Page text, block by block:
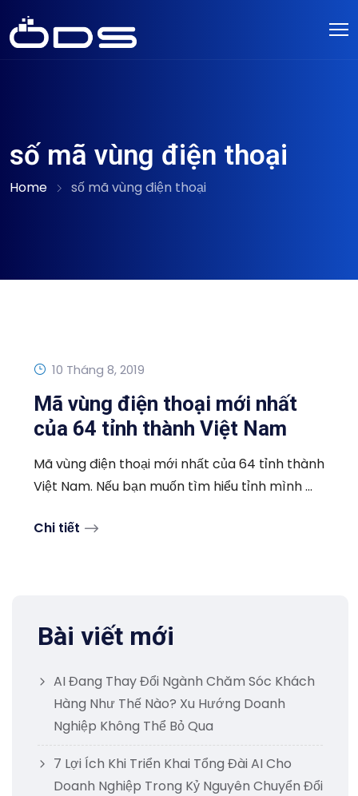
số mã vùng điện thoại
Home số mã vùng điện thoại
10 Tháng 8, 2019
Mã vùng điện thoại mới nhất
của 64 tỉnh thành Việt Nam
Mã vùng điện thoại mới nhất của 64 tỉnh thành
Việt Nam. Nếu bạn muốn tìm hiểu tỉnh mình ...
Chi tiết
Bài viết mới
AI Đang Thay Đổi Ngành Chăm Sóc Khách
Hàng Như Thế Nào? Xu Hướng Doanh
Nghiệp Không Thể Bỏ Qua
7 Lợi Ích Khi Triển Khai Tổng Đài AI Cho
Doanh Nghiệp Trong Kỷ Nguyên Chuyển Đổi